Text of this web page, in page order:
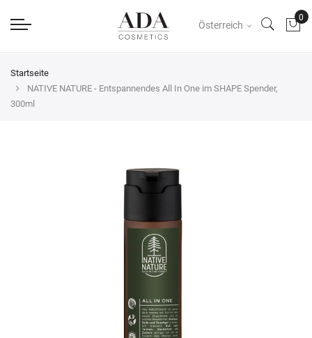
Österreich
Startseite
NATIVE NATURE - Entspannendes All In One im SHAPE Spender,
300ml